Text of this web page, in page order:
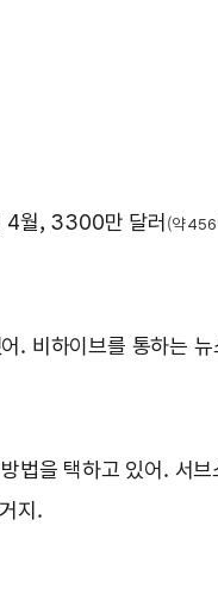
월, 3300만 달러 (약
. 비하이브를 통하는
법을 택하고 있어. 서
지.